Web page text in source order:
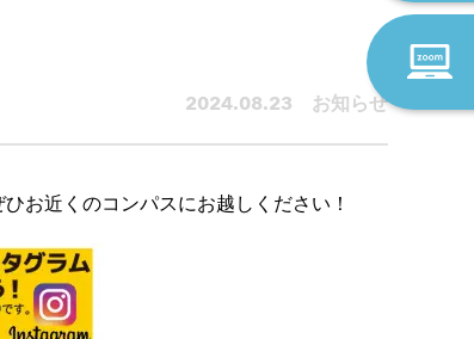
2024.08.23 お知らせ
お近くのコンパスにお越しください！